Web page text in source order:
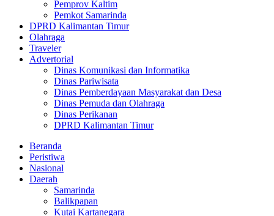
Pemprov Kaltim
Pemkot Samarinda
DPRD Kalimantan Timur
Olahraga
Traveler
Advertorial
Dinas Komunikasi dan Informatika
Dinas Pariwisata
Dinas Pemberdayaan Masyarakat dan Desa
Dinas Pemuda dan Olahraga
Dinas Perikanan
DPRD Kalimantan Timur
Beranda
Peristiwa
Nasional
Daerah
Samarinda
Balikpapan
Kutai Kartanegara